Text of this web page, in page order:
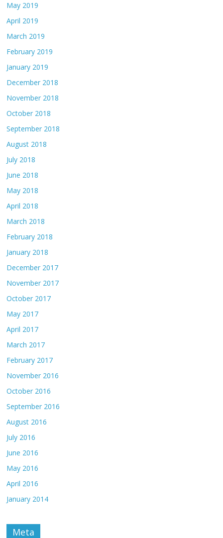
May 2019
April 2019
March 2019
February 2019
January 2019
December 2018
November 2018
October 2018
September 2018
August 2018
July 2018
June 2018
May 2018
April 2018
March 2018
February 2018
January 2018
December 2017
November 2017
October 2017
May 2017
April 2017
March 2017
February 2017
November 2016
October 2016
September 2016
August 2016
July 2016
June 2016
May 2016
April 2016
January 2014
Meta